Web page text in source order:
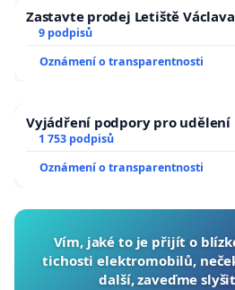
Zastavte prodej Letiště
9 podpisů
Oznámení o transparentnosti
Vyjádření podpory pro udělení
1 753 podpisů
Oznámení o transparentnosti
Vím, jaké to je přijít o
tichosti elektromobilů,
další, zaveďme